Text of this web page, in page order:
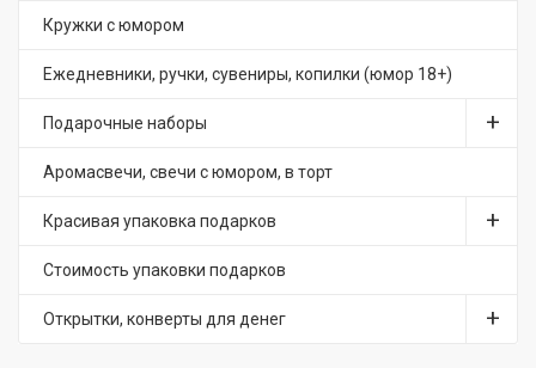
Кружки с юмором
Ежедневники, ручки, сувениры, копилки (юмор 18+)
Подарочные наборы
Аромасвечи, свечи с юмором, в торт
Красивая упаковка подарков
Стоимость упаковки подарков
Открытки, конверты для денег